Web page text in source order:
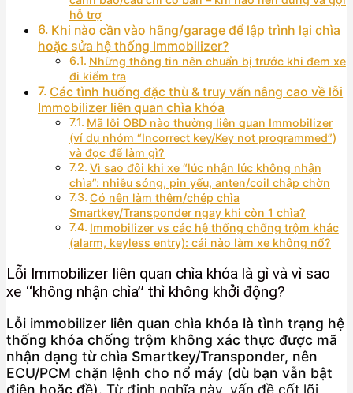
hỗ trợ
Khi nào cần vào hãng/garage để lập trình lại chìa
hoặc sửa hệ thống Immobilizer?
Những thông tin nên chuẩn bị trước khi đem xe
đi kiểm tra
Các tình huống đặc thù & truy vấn nâng cao về lỗi
Immobilizer liên quan chìa khóa
Mã lỗi OBD nào thường liên quan Immobilizer
(ví dụ nhóm “Incorrect key/Key not programmed”)
và đọc để làm gì?
Vì sao đôi khi xe “lúc nhận lúc không nhận
chìa”: nhiễu sóng, pin yếu, anten/coil chập chờn
Có nên làm thêm/chép chìa
Smartkey/Transponder ngay khi còn 1 chìa?
Immobilizer vs các hệ thống chống trộm khác
(alarm, keyless entry): cái nào làm xe không nổ?
Lỗi Immobilizer liên quan chìa khóa là gì và vì sao
xe “không nhận chìa” thì không khởi động?
Lỗi immobilizer liên quan chìa khóa là tình trạng hệ
thống khóa chống trộm không xác thực được mã
nhận dạng từ chìa Smartkey/Transponder, nên
ECU/PCM chặn lệnh cho nổ máy (dù bạn vẫn bật
điện hoặc đề). Từ định nghĩa này, vấn đề cốt lõi